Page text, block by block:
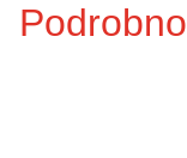
Podrobno